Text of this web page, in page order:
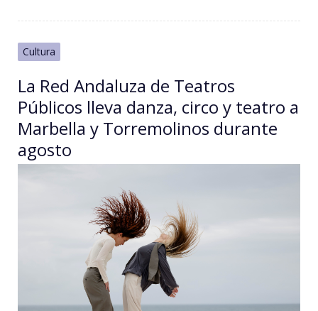
Cultura
La Red Andaluza de Teatros
Públicos lleva danza, circo y teatro a
Marbella y Torremolinos durante
agosto